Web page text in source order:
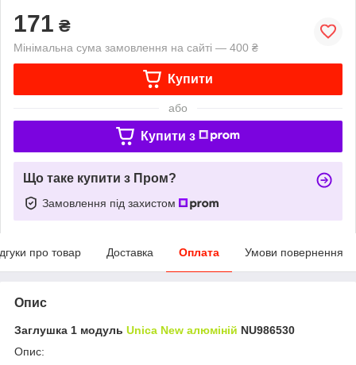
171 ₴
Мінімальна сума замовлення на сайті — 400 ₴
Купити
або
Купити з
Що таке купити з Пром?
Замовлення під захистом
про товар Доставка Оплата Умови повернення
Опис
Заглушка 1 модуль Unica New алюміній NU986530
Опис: